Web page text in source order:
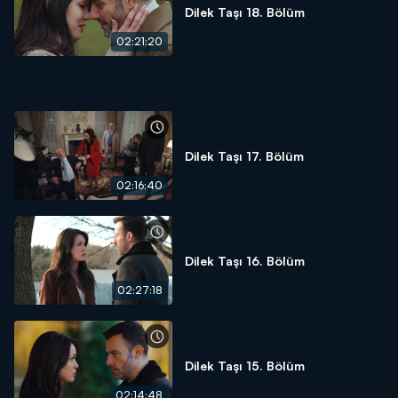
02:21:20
Dilek Taşı 18. Bölüm
02:16:40
Dilek Taşı 17. Bölüm
02:27:18
Dilek Taşı 16. Bölüm
02:14:48
Dilek Taşı 15. Bölüm